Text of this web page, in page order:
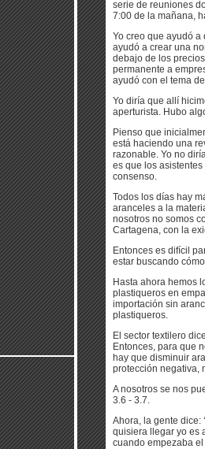
serie de reuniones
7:00 de la mañana,
Yo creo que ayudó
ayudó a crear una
debajo de los
permanente a
ayudó con el tema
Yo diría que allí
aperturista. Hubo
Pienso que
está haciendo una
razonable. Yo no
es que los
consenso.
Todos los días hay
aranceles a la
nosotros no somos
Cartagena, con la
Entonces es difícil
estar buscando
Hasta ahora hemos
plastiqueros en
importación sin
plastiqueros.
El sector textilero
Entonces, para que
hay que disminuir
protección negativa,
A nosotros se nos
3.6 - 3.7.
Ahora, la gente dice:
quisiera llegar yo es
cuando empezaba